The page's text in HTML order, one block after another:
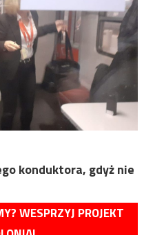
konduktora, gdyż nie
WESPRZYJ PROJEKT